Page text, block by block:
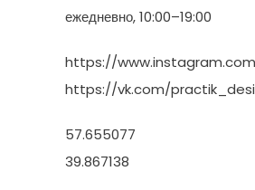
ежедневно, 10:00–19:00
https://
https://vk.com/
57.655077
39.867138